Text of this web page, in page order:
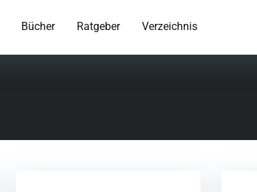
Bücher Ratgeber Verzeichnis